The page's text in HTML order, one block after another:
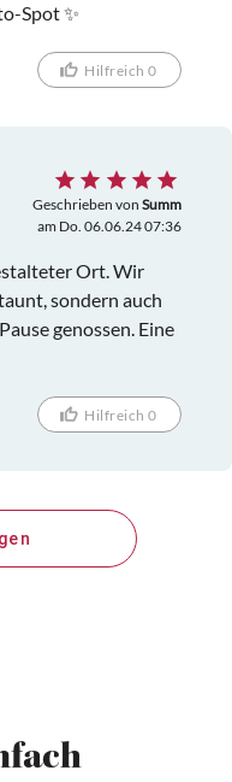
Spot ✨
Hilfreich 0
Geschrieben von Summ
am Do. 06.06.24 07:36
Ort. Wir
sondern auch
genossen. Eine
Hilfreich 0